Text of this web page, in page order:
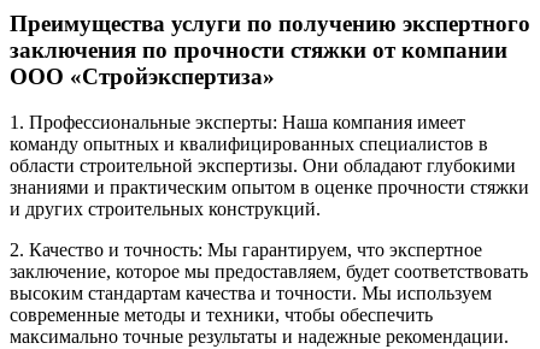
Преимущества услуги по получению экспертного
заключения по прочности стяжки от компании
ООО «Стройэкспертиза»
1. Профессиональные эксперты: Наша компания имеет
команду опытных и квалифицированных специалистов в
области строительной экспертизы. Они обладают глубокими
знаниями и практическим опытом в оценке прочности стяжки
и других строительных конструкций.
2. Качество и точность: Мы гарантируем, что экспертное
заключение, которое мы предоставляем, будет соответствовать
высоким стандартам качества и точности. Мы используем
современные методы и техники, чтобы обеспечить
максимально точные результаты и надежные рекомендации.